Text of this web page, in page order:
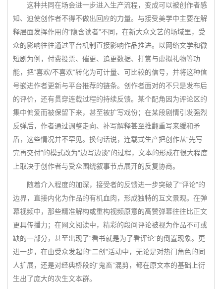
这种共同在场会进一步进入生产流程，变成可以被创作者感
知、迫使创作者不得不做出回应的力量。与接受美学中主要在解
释层面发挥作用的“隐含读者”不同，在新大众文艺的场域里，受
众的影响往往通过平台机制直接影响作品推进。以网络文学和微
短剧为例，付费投票、催更、追更数据、打赏与虚拟礼物等功
能，把“喜欢/不喜欢”转化为可计量、可比较的信号，并将这种信
号嵌进作者更新与平台推荐的链条。创作者面对的不只是发布后
的评价，还有贯穿连载过程的持续反馈。某个配角因为评论区的
集中偏爱而被保留下来，甚至被扩写戏份；在某段剧情引发强烈
反弹后，作者通过调整走向、补写解释甚至推翻重写来缓和矛
盾，这些情况并不罕见。换句话说，连载式生产把创作从“先写
完再交付”的模式改为“边写边谈”的过程，文本的形成在很大程度
上取决于创作者与受众围绕叙事节点展开的反复协商。
随着介入程度的加深，接受者的反馈进一步突破了“评论”的
边界，直接内化为作品的有机血肉，形成独特的互文景观。在弹
幕视频中，那些精准解构或重构视频原意的高赞弹幕往往比正文
更具传播力；在网文阅读中，精彩的段间评论被视为作品不可或
缺的一部分，甚至出现了“看书就是为了看评论”的倒置现象。更
进一步，在由受众发起的“二创”活动中，无论是对热门角色的同
人扩展，还是对经典桥段的“鬼畜”混剪，都在原文本的基础上衍
生出了庞大的次生文本群。